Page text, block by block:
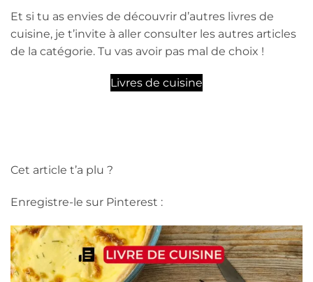
Et si tu as envies de découvrir d’autres livres de
cuisine, je t’invite à aller consulter les autres articles
de la catégorie. Tu vas avoir pas mal de choix !
Livres de cuisine
Cet article t’a plu ?
Enregistre-le sur Pinterest :